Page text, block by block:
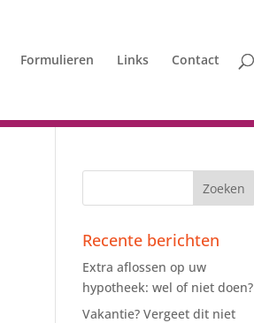
Formulieren Links Contact
Recente berichten
Extra aflossen op uw
hypotheek: wel of niet doen?
Vakantie? Vergeet dit niet